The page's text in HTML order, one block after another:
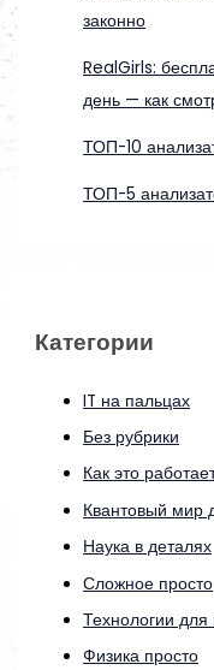
законно
RealGirls:
день — как
ТОП-10
ТОП-5
Категории
IT на пальцах
Без рубрики
Как это
Квантовый мир
Наука в деталях
Сложное просто
Технологии для
Физика просто